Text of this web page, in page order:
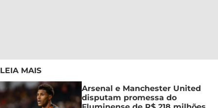
LEIA MAIS
Arsenal e Manchester United
disputam promessa do